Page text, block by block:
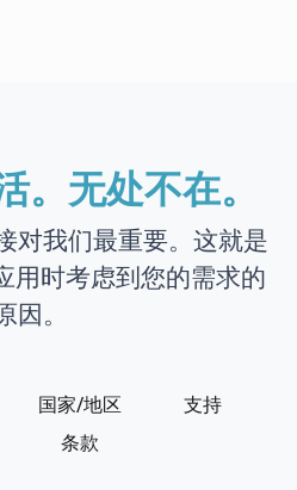
。无处不在。
对我们最重要。这就是
用时考虑到您的需求的
因。
国家/地区
支持
条款